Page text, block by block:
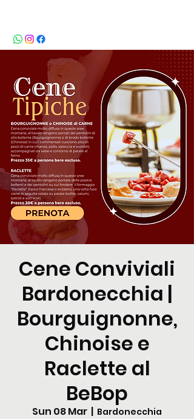
Cene Conviviali
Bardonecchia |
Bourguignonne,
Chinoise e
Raclette al
BeBop
Sun 08 Mar
  |
Bardonecchia